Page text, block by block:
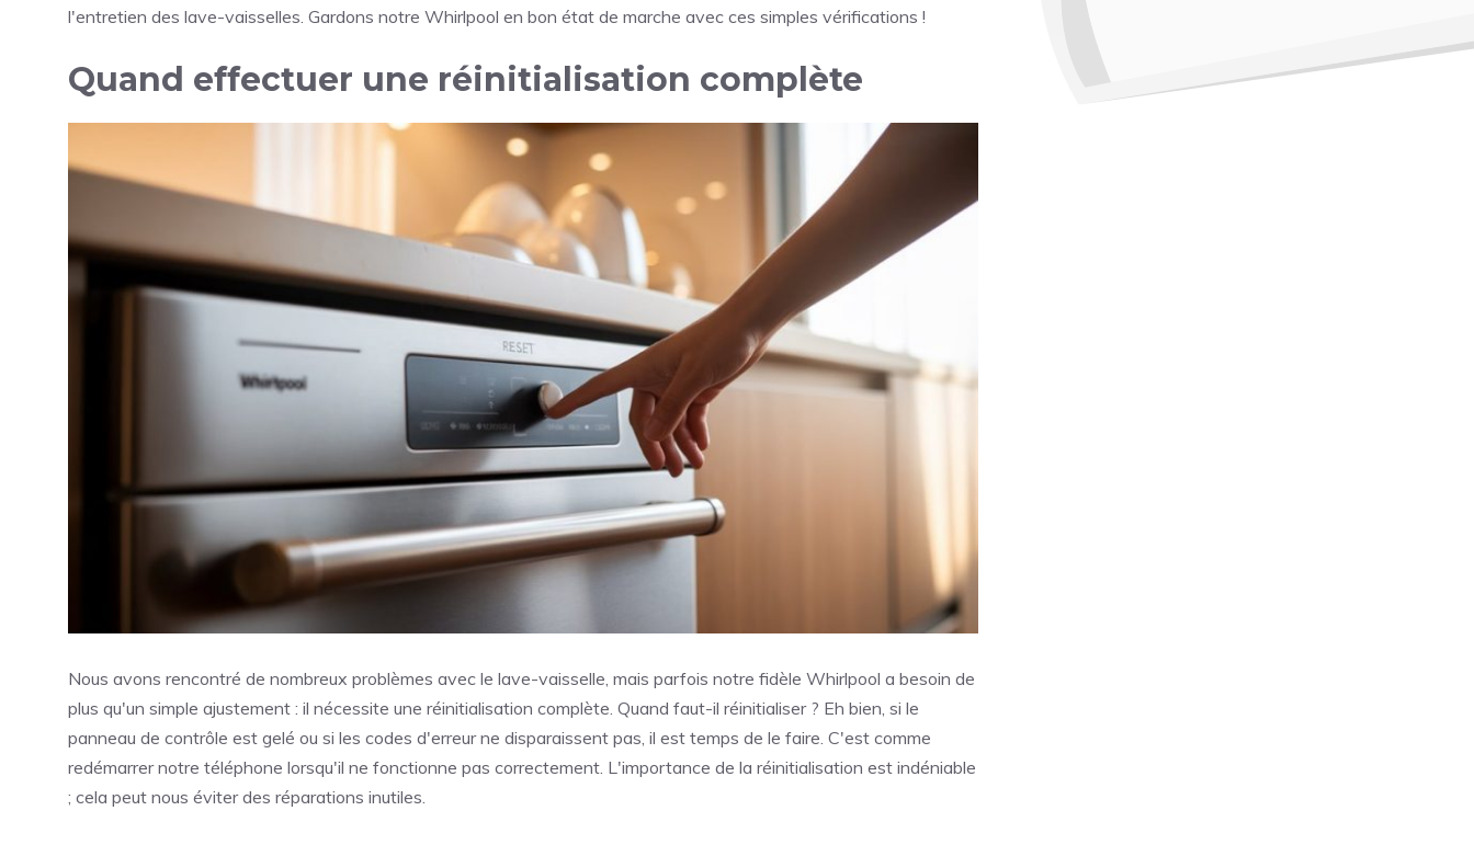
l'entretien des lave-vaisselles. Gardons notre Whirlpool en bon état de marche avec ces simples vérifications !
Quand effectuer une réinitialisation complète
Nous avons rencontré de nombreux problèmes avec le lave-vaisselle, mais parfois notre fidèle Whirlpool a besoin de
plus qu'un simple ajustement : il nécessite une réinitialisation complète. Quand faut-il réinitialiser ? Eh bien, si le
panneau de contrôle est gelé ou si les codes d'erreur ne disparaissent pas, il est temps de le faire. C'est comme
redémarrer notre téléphone lorsqu'il ne fonctionne pas correctement. L'importance de la réinitialisation est indéniable
; cela peut nous éviter des réparations inutiles.